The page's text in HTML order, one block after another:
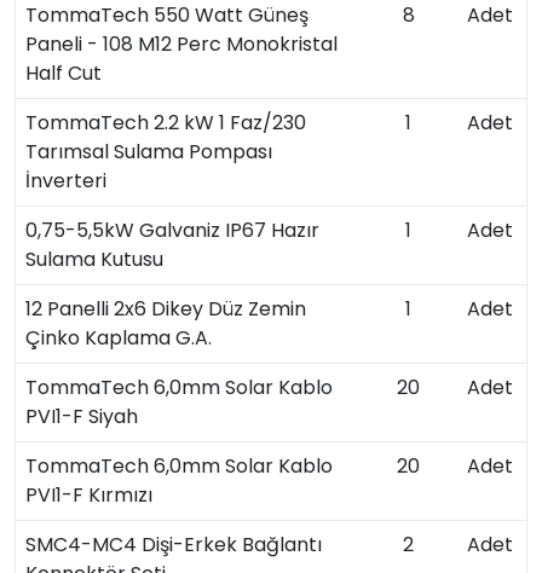
TommaTech 550 Watt Güneş
Paneli - 108 M12 Perc Monokristal
Half Cut
8 Adet
TommaTech 2.2 kW 1 Faz/230
Tarımsal Sulama Pompası
İnverteri
1 Adet
0,75-5,5kW Galvaniz IP67 Hazır
Sulama Kutusu
1 Adet
12 Panelli 2x6 Dikey Düz Zemin
Çinko Kaplama G.A.
1 Adet
TommaTech 6,0mm Solar Kablo
PVI1-F Siyah
20 Adet
TommaTech 6,0mm Solar Kablo
PVI1-F Kırmızı
20 Adet
SMC4-MC4 Dişi-Erkek Bağlantı
2 Adet